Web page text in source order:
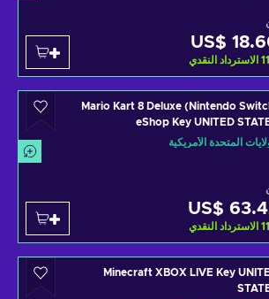
US$
11 الاسترداد النقدي
Mario Kart 8 Deluxe (Nintendo
eShop Key UNITED
المتحدة الأمريكية
US$
11 الاسترداد النقدي
Minecraft XBOX LIVE Key